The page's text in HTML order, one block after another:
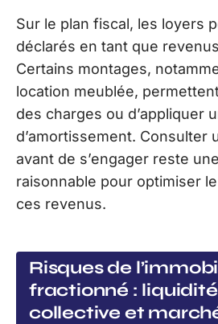
Sur le plan fiscal, les loyers
déclarés en tant que
Certains montages,
location meublée,
des charges ou d’appliquer
d’amortissement. Consulter
avant de s’engager reste
raisonnable pour optimiser
ces revenus.
Risques de
fractionné :
collective et